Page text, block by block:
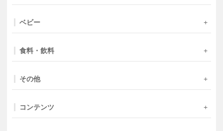
ベビー
食料・飲料
その他
コンテンツ